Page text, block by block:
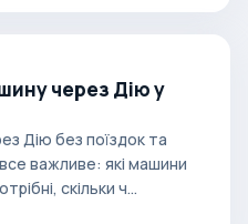
через Дію у
Дію без поїздок та
важливе: які машини
скільки ч...